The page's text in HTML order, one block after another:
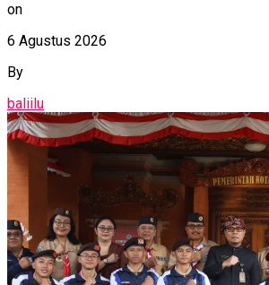
on
6 Agustus 2026
By
baliilu